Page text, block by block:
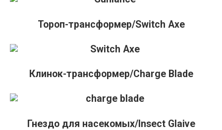
Тороп-трансформер/Switch Axe
Клинок-трансформер/Charge Blade
Гнездо для насекомых/Insect Glaive